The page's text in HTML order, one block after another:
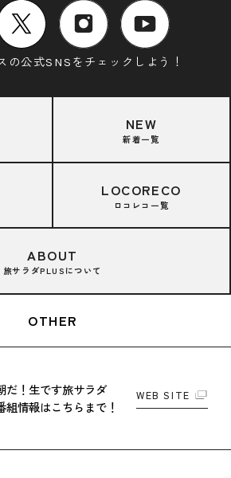
の公式SNSをチェックしよう！
NEW
新着一覧
LOCORECO
ロコレコ一覧
ABOUT
旅サラダPLUSについて
OTHER
だ！生です旅サラダ
組情報はこちらまで！
WEB SITE